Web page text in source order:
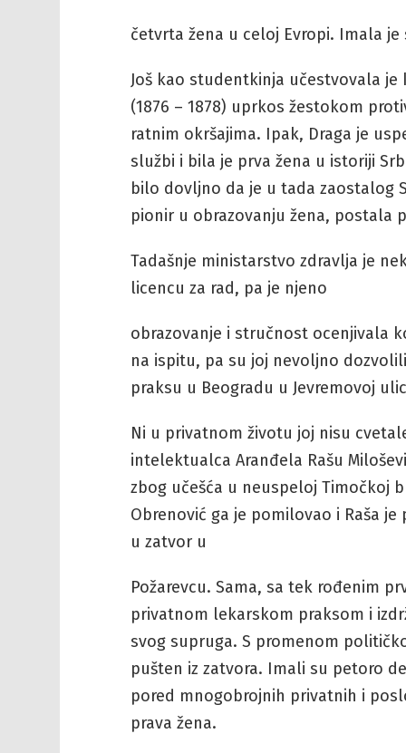
četvrta žena u celoj Evropi. Imala je
Još kao studentkinja učestvovala
(1876 – 1878) uprkos žestokom
ratnim okršajima. Ipak, Draga je
službi i bila je prva žena u istoriji
bilo dovljno da je u tada zaostalog
pionir u obrazovanju žena, postala
Tadašnje ministarstvo zdravlja je
licencu za rad, pa je njeno
obrazovanje i stručnost ocenjivala
na ispitu, pa su joj nevoljno
praksu u Beogradu u Jevremovoj
Ni u privatnom životu joj nisu
intelektualca Aranđela Rašu
zbog učešća u neuspeloj Timočkoj
Obrenović ga je pomilovao i Raša
u zatvor u
Požarevcu. Sama, sa tek rođenim
privatnom lekarskom praksom i
svog supruga. S promenom
pušten iz zatvora. Imali su petoro
pored mnogobrojnih privatnih i
prava žena.